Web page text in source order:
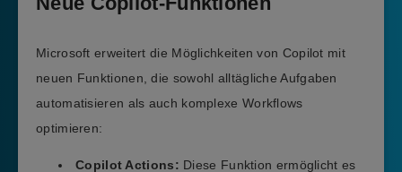
Microsoft erweitert die Möglichkeiten von Copilot mit
neuen Funktionen, die sowohl alltägliche Aufgaben
automatisieren als auch komplexe Workflows
optimieren:
Copilot Actions: Diese Funktion ermöglicht es